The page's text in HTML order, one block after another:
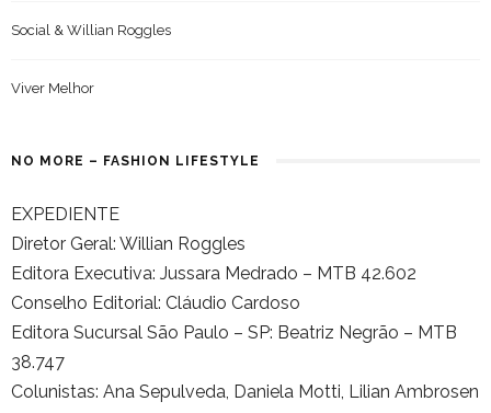
Social & Willian Roggles
Viver Melhor
NO MORE – FASHION LIFESTYLE
EXPEDIENTE
Diretor Geral: Willian Roggles
Editora Executiva: Jussara Medrado – MTB 42.602
Conselho Editorial: Cláudio Cardoso
Editora Sucursal São Paulo – SP: Beatriz Negrão – MTB
38.747
Colunistas: Ana Sepulveda, Daniela Motti, Lilian Ambrosen